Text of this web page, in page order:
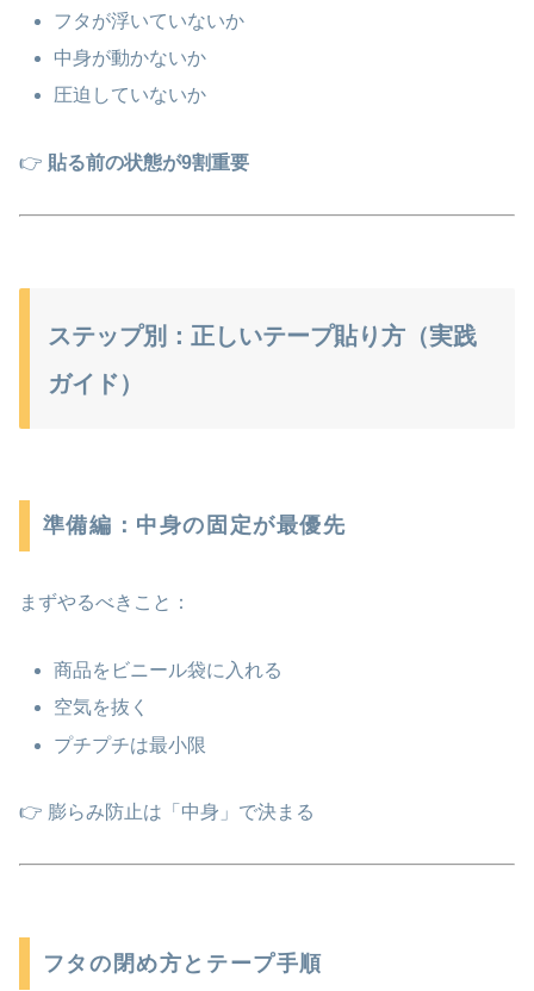
フタが浮いていないか
中身が動かないか
圧迫していないか
👉 貼る前の状態が9割重要
ステップ別：正しいテープ貼り方（実践
ガイド）
準備編：中身の固定が最優先
まずやるべきこと：
商品をビニール袋に入れる
空気を抜く
プチプチは最小限
👉 膨らみ防止は「中身」で決まる
フタの閉め方とテープ手順